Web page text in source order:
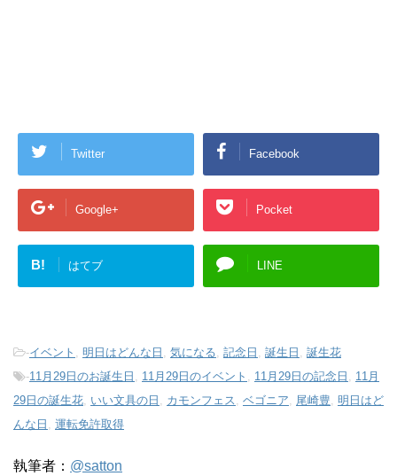
Twitter Facebook
Google+ Pocket
B! はてブ LINE
-イベント 明日はどんな日 気になる 記念日 誕生日
誕生花
-11月29日のお誕生日 11月29日のイベント 11月29日の記念日
11月
29日の誕生花 いい文具の日 カモンフェス ベゴニア 尾崎豊
明日はど
んな日
運転免許取得
執筆者： @satton